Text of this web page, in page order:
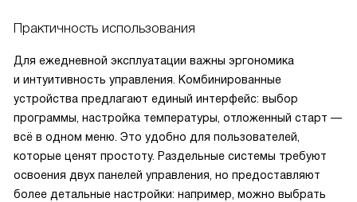
Практичность использования
Для ежедневной эксплуатации важны эргономика
и интуитивность управления. Комбинированные
устройства предлагают единый интерфейс: выбор
программы, настройка температуры, отложенный старт —
всё в одном меню. Это удобно для пользователей,
которые ценят простоту. Раздельные системы требуют
освоения двух панелей управления, но предоставляют
более детальные настройки: например, можно выбрать